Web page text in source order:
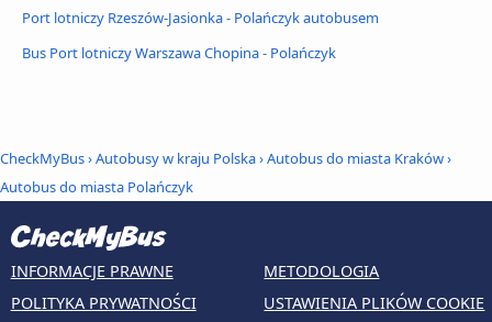
Port lotniczy Rzeszów-Jasionka - Polańczyk autobusem
Bus Port lotniczy Warszawa Chopina - Polańczyk
CheckMyBus›Autobusy w kraju Polska›Autobus do miasta Kraków›
Autobus do miasta Polańczyk
INFORMACJE PRAWNE
POLITYKA PRYWATNOŚCI
METODOLOGIA
USTAWIENIA PLIKÓW COOKIE